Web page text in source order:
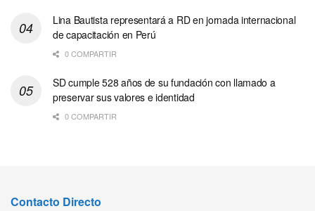
Lina Bautista representará a RD en jornada internacional
de capacitación en Perú
0 COMPARTIR
SD cumple 528 años de su fundación con llamado a
preservar sus valores e identidad
0 COMPARTIR
Contacto Directo